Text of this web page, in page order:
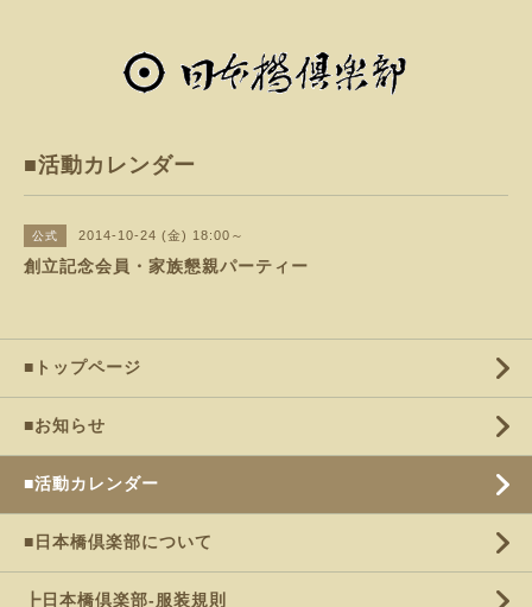
■活動カレンダー
公式 2014-10-24 (金) 18:00～
創立記念会員・家族懇親パーティー
■トップページ
■お知らせ
■活動カレンダー
■日本橋倶楽部について
┣日本橋倶楽部-服装規則